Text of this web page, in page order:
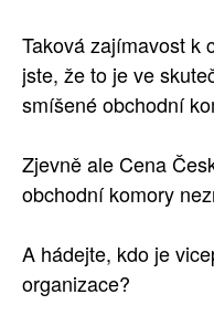
Taková zajímavost k
jste, že to je ve
smíšené obchodní
Zjevně ale Cena
obchodní komory
A hádejte, kdo je
organizace?